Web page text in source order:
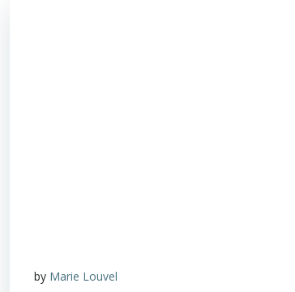
by Marie Louvel